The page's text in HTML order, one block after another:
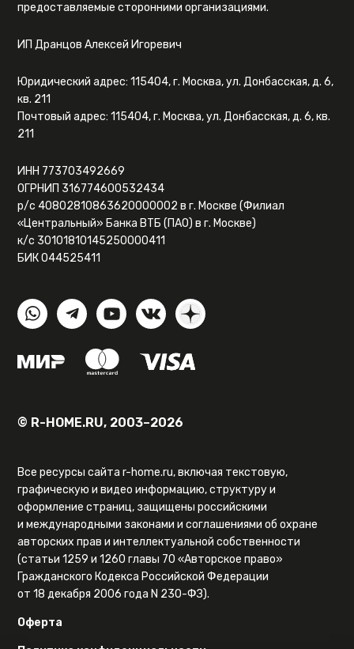
предоставляемые сторонними организациями.
ИП Дранцов Алексей Игоревич
Юридический адрес: 115404, г. Москва, ул. Донбасская, д. 6,
кв. 211
Почтовый адрес: 115404, г. Москва, ул. Донбасская, д. 6, кв.
211
ИНН 773703492669
ОГРНИП 316774600532434
р/с 40802810863620000002 в г. Москве (Филиал
«Центральный» Банка ВТБ (ПАО) в г. Москве)
к/с 30101810145250000411
БИК 044525411
© R-HOME.RU, 2003–2026
Все ресурсы сайта r-home.ru, включая текстовую,
графическую и видео информацию, структуру и
оформление страниц, защищены российскими
и международными законами и соглашениями об охране
авторских прав и интеллектуальной собственности
(статьи 1259 и 1260 главы 70 «Авторское право»
Гражданского Кодекса Российской Федерации
от 18 декабря 2006 года N 230-ФЗ).
Оферта